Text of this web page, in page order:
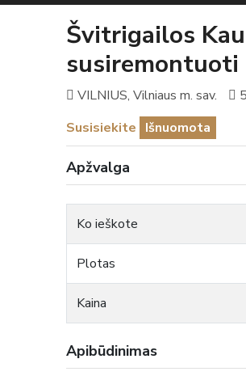
Švitrigailos
susiremontuoti
VILNIUS, Vilniaus m. sav.
Susisiekite Išnuomota
Apžvalga
Ko ieškote
Plotas
Kaina
Apibūdinimas